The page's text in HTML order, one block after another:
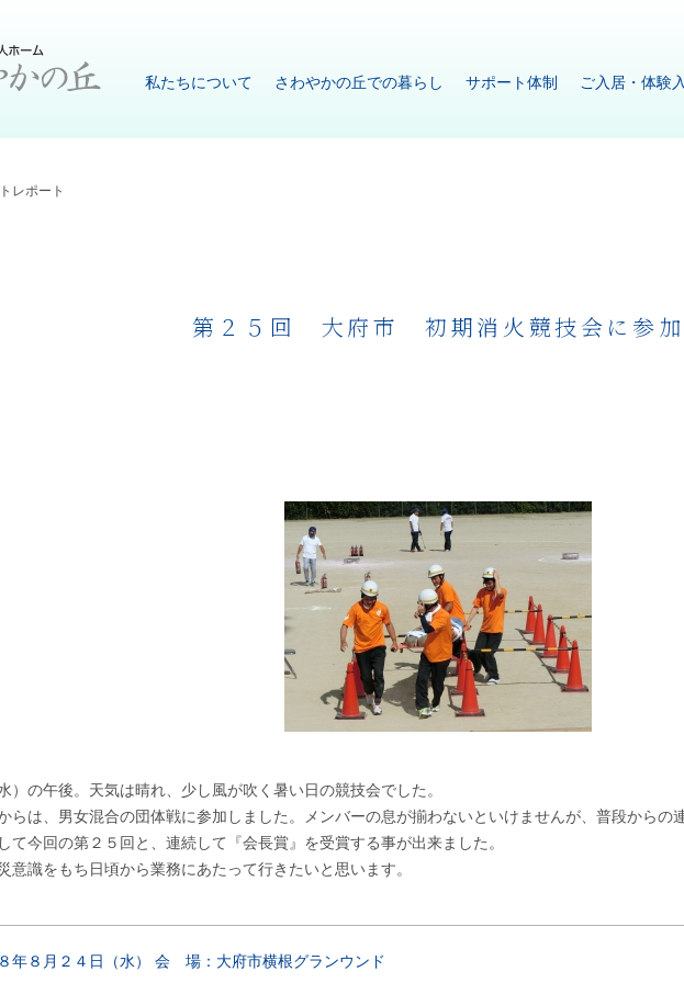
私たちについて さわやかの丘での暮らし サポート体制 ご入居・体験
レポート
第２５回 大府市 初期消火競技会に参加
）の午後。天気は晴れ、少し風が吹く暑い日の競技会でした。
らは、男女混合の団体戦に参加しました。メンバーの息が揃わないといけませんが、普段からの
て今回の第２５回と、連続して『会長賞』を受賞する事が出来ました。
意識をもち日頃から業務にあたって行きたいと思います。
年８月２４日（水） 会 場：大府市横根グランウンド